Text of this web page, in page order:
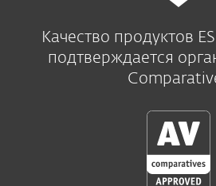
Качество продуктов
подтверждается